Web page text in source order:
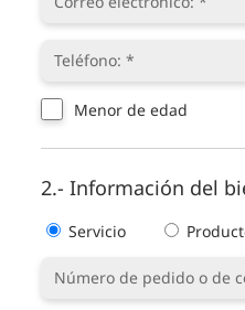
Menor de edad
2.- Información del
Servicio